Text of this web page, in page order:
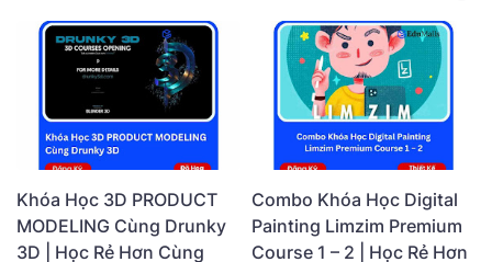
Khóa Học 3D PRODUCT
MODELING Cùng Drunky
3D | Học Rẻ Hơn Cùng
Combo Khóa Học Digital
Painting Limzim Premium
Course 1 – 2 | Học Rẻ Hơn